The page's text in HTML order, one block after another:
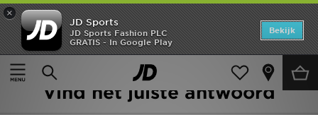
×
JD Sports
JD Sports Fashion PLC
GRATIS - In Google Play
Bekijk
Startpagina>Hulp>Overig
Hoe kunnen wij u helpen?
Vind het juiste antwoord
Home
Offers
New In